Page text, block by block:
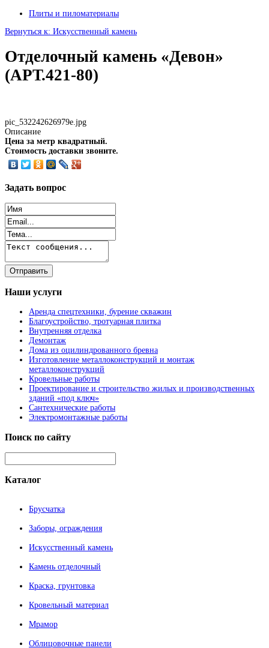
Плиты и пиломатериалы
Вернуться к: Искусственный камень
Отделочный камень «Девон»
(АРТ.421-80)
pic_532242626979e.jpg
Описание
Цена за метр квадратный.
Стоимость доставки звоните.
Задать вопрос
Наши услуги
Аренда спецтехники, бурение скважин
Благоустройство, тротуарная плитка
Внутренняя отделка
Демонтаж
Дома из оцилиндрованного бревна
Изготовление металлоконструкций и монтаж
металлоконструкций
Кровельные работы
Проектирование и строительство жилых и производственных
зданий «под ключ»
Сантехнические работы
Электромонтажные работы
Поиск по сайту
Каталог
Брусчатка
Заборы, ограждения
Искусственный камень
Камень отделочный
Краска, грунтовка
Кровельный материал
Мрамор
Облицовочные панели